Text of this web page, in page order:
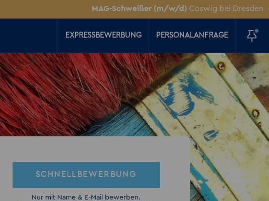
MAG-Schweißer (m/w/d)Coswig bei Dresden +++
EXPRESSBEWERBUNG PERSONALANFRAGE
SCHNELLBEWERBUNG
Nur mit Name & E-Mail bewerben.